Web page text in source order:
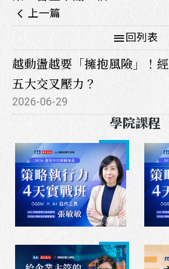
上一篇
回列表
越動盪越要「擁抱風險」！
五大交叉壓力？
2026-06-29
學院課程